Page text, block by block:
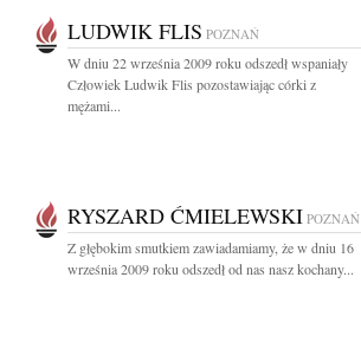
LUDWIK FLIS POZNAŃ
W dniu 22 września 2009 roku odszedł wspaniały
Człowiek Ludwik Flis pozostawiając córki z
mężami...
RYSZARD ĆMIELEWSKI POZNAŃ
Z głębokim smutkiem zawiadamiamy, że w dniu 16
września 2009 roku odszedł od nas nasz kochany...